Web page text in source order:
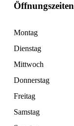
Öffnungszeiten
Montag
Dienstag
Mittwoch
Donnerstag
Freitag
Samstag